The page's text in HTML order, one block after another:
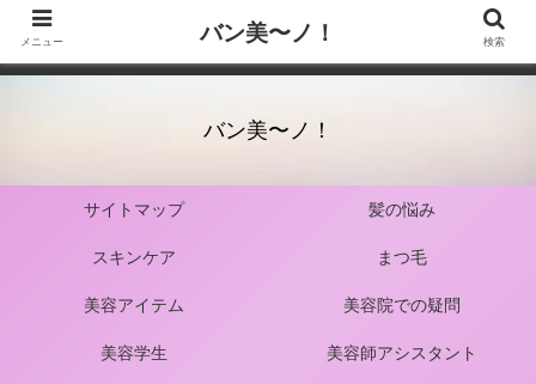
バン美〜ノ！
サイトマップ 髪の悩み
スキンケア まつ毛
美容アイテム 美容院での疑問
美容学生 美容師アシスタント
メニュー バン美〜ノ！ 検索